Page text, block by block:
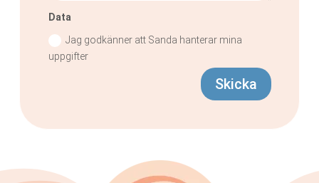
Data
Jag godkänner att Sanda hanterar mina
uppgifter
Skicka